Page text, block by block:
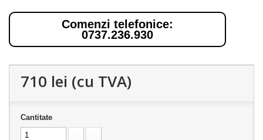
Comenzi telefonice:
0737.236.930
710 lei (cu TVA)
Cantitate